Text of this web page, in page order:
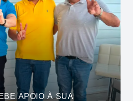
APOIO À SUA